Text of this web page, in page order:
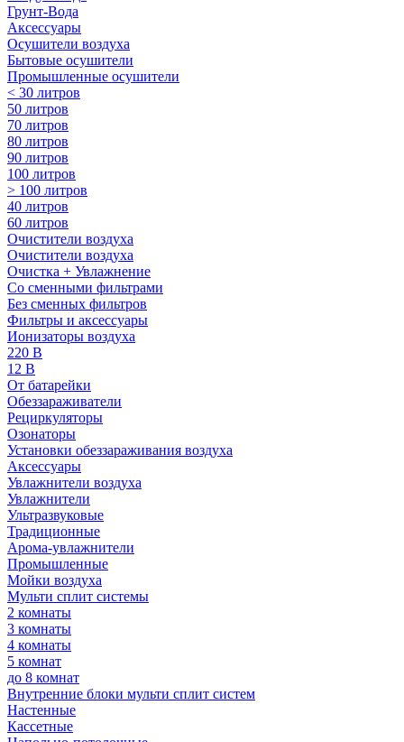
Грунт-Вода
Аксессуары
Осушители воздуха
Бытовые осушители
Промышленные осушители
< 30 литров
50 литров
70 литров
80 литров
90 литров
100 литров
> 100 литров
40 литров
60 литров
Очистители воздуха
Очистители воздуха
Очистка + Увлажнение
Cо сменными фильтрами
Без сменных фильтров
Фильтры и аксессуары
Ионизаторы воздуха
220 В
12 В
От батарейки
Обеззараживатели
Рециркуляторы
Озонаторы
Установки обеззараживания воздуха
Аксессуары
Увлажнители воздуха
Увлажнители
Ультразвуковые
Традиционные
Арома-увлажнители
Промышленные
Мойки воздуха
Мульти сплит системы
2 комнаты
3 комнаты
4 комнаты
5 комнат
до 8 комнат
Внутренние блоки мульти сплит систем
Настенные
Кассетные